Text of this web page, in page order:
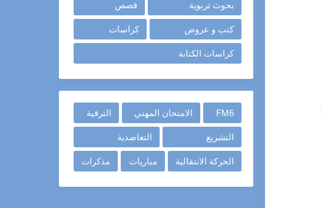
بحوث تربوية قصص
كتب و عروض كراسات
كراسات الكتابة
FM6 الامتحان المهني الترقية
التشريع التعاضدية
الحركة الانتقالية مباريات مذكرات